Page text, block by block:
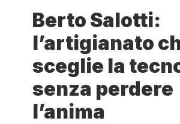
Berto Salotti:
l’artigianato
sceglie la
senza perdere
l’anima